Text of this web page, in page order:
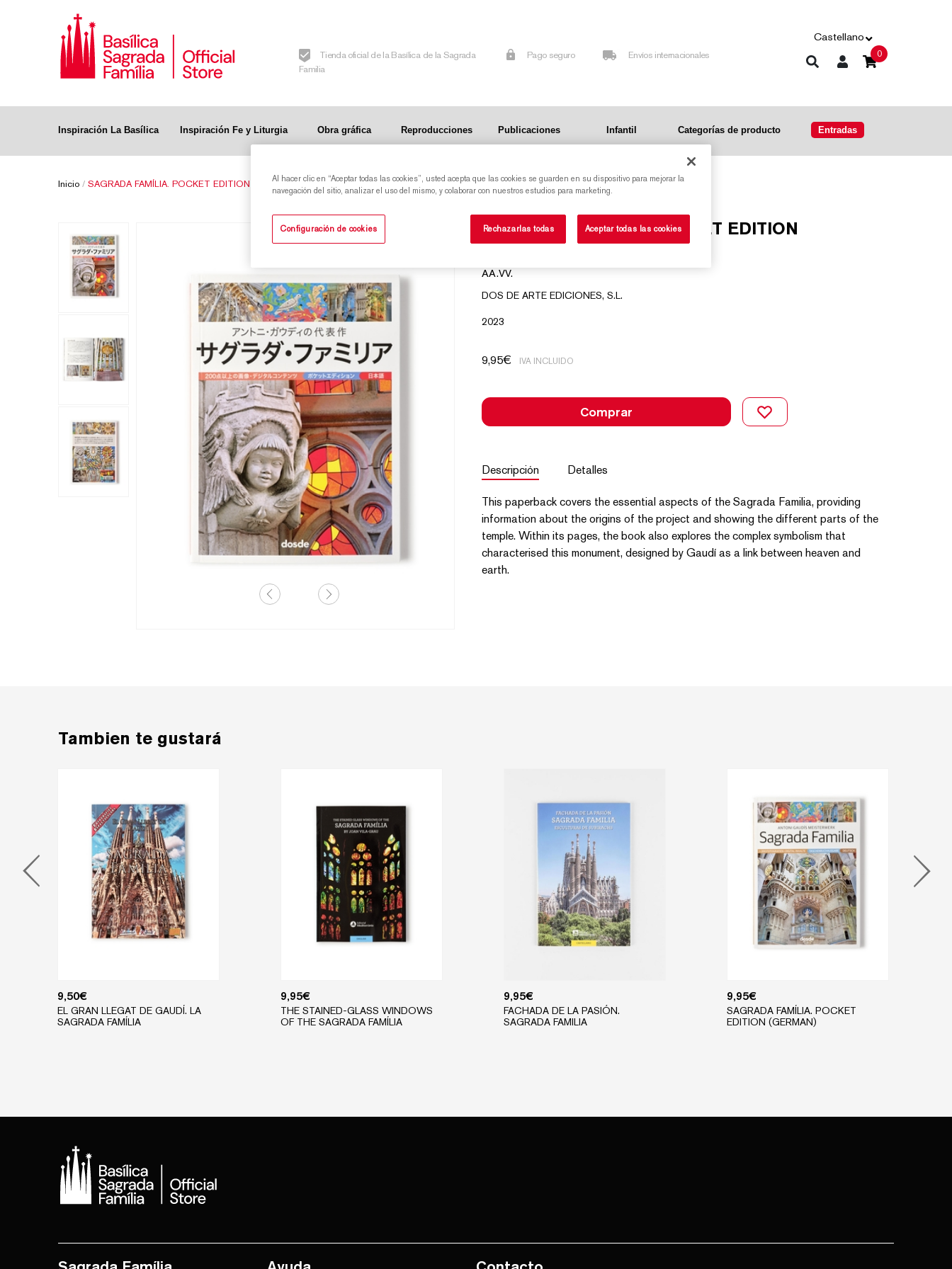
Tienda oficial de la Basílica de la Sagrada
Familia
Pago seguro Envíos internacionales
Castellano
0
Inspiración La Basílica Inspiración Fe y Liturgia Obra gráfica Reproducciones Publicaciones Infantil Categorías de producto Entradas
Inicio / SAGRADA FAMÍLIA. POCKET EDITION (JAPANESE)
SAGRADA FAMÍLIA. POCKET EDITION
(JAPANESE)
AA.VV.
DOS DE ARTE EDICIONES, S.L.
2023
9,95€ IVA INCLUIDO
Comprar
Descripción Detalles
This paperback covers the essential aspects of the Sagrada Familia, providing
information about the origins of the project and showing the different parts of the
temple. Within its pages, the book also explores the complex symbolism that
characterised this monument, designed by Gaudí as a link between heaven and
earth.
Tambien te gustará
9,50€
EL GRAN LLEGAT DE GAUDÍ. LA
SAGRADA FAMÍLIA
9,95€
THE STAINED-GLASS WINDOWS
OF THE SAGRADA FAMÍLIA
9,95€
FACHADA DE LA PASIÓN.
SAGRADA FAMILIA
9,95€
SAGRADA FAMÍLIA. POCKET
EDITION (GERMAN)
Al hacer clic en “Aceptar todas las cookies”, usted acepta que las cookies se guarden en su dispositivo para mejorar la
navegación del sitio, analizar el uso del mismo, y colaborar con nuestros estudios para marketing.
Configuración de cookies Rechazarlas todas Aceptar todas las cookies